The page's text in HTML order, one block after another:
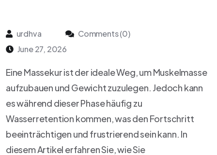
urdhva
Comments (0)
June 27, 2026
Eine Massekur ist der ideale Weg, um Muskelmasse
aufzubauen und Gewicht zuzulegen. Jedoch kann
es während dieser Phase häufig zu
Wasserretention kommen, was den Fortschritt
beeinträchtigen und frustrierend sein kann. In
diesem Artikel erfahren Sie, wie Sie